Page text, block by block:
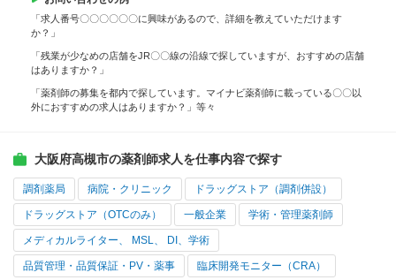
「求人番号〇〇〇〇〇〇に興味があるので、詳細を教えていただけます
か？」
「残業が少なめの店舗をJR〇〇線の沿線で探していますが、おすすめの店舗
はありますか？」
「薬剤師の募集を都内で探しています。マイナビ薬剤師に載っている〇〇以
外におすすめの求人はありますか？」等々
大阪府高槻市の薬剤師求人を仕事内容で探す
調剤薬局 病院・クリニック ドラッグストア（調剤併設）
ドラッグストア（OTCのみ） 一般企業 学術・管理薬剤師
メディカルライター、 MSL、 DI、学術
品質管理・品質保証・PV・薬事 臨床開発モニター（CRA）